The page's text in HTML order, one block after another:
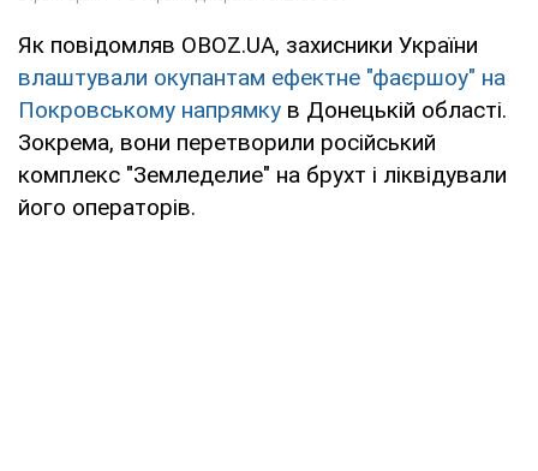
Як повідомляв OBOZ.UA, захисники України
влаштували окупантам ефектне "фаєршоу" на
Покровському напрямку в Донецькій області.
Зокрема, вони перетворили російський
комплекс "Земледелие" на брухт і ліквідували
його операторів.